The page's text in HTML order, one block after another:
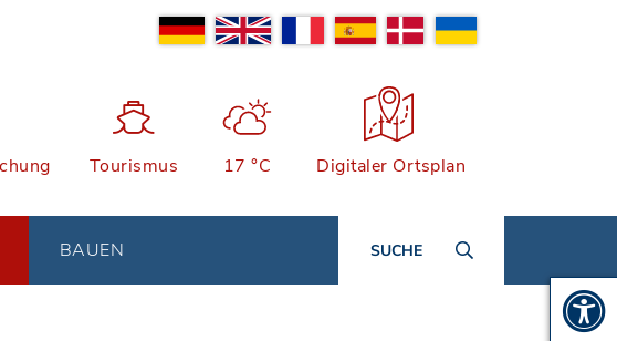
Tourismus 17 °C Digitaler Ortsplan
BAUEN SUCHE